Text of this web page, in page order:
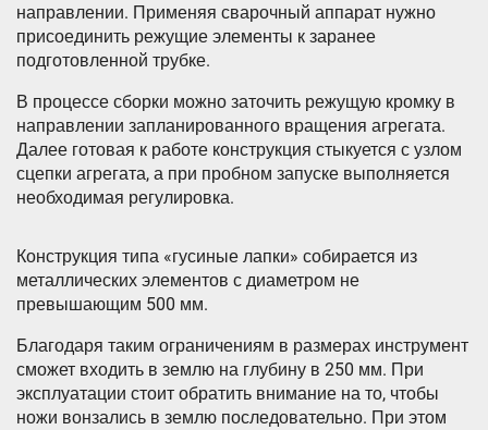
направлении. Применяя сварочный аппарат нужно
присоединить режущие элементы к заранее
подготовленной трубке.
В процессе сборки можно заточить режущую кромку в
направлении запланированного вращения агрегата.
Далее готовая к работе конструкция стыкуется с узлом
сцепки агрегата, а при пробном запуске выполняется
необходимая регулировка.
Конструкция типа «гусиные лапки» собирается из
металлических элементов с диаметром не
превышающим 500 мм.
Благодаря таким ограничениям в размерах инструмент
сможет входить в землю на глубину в 250 мм. При
эксплуатации стоит обратить внимание на то, чтобы
ножи вонзались в землю последовательно. При этом